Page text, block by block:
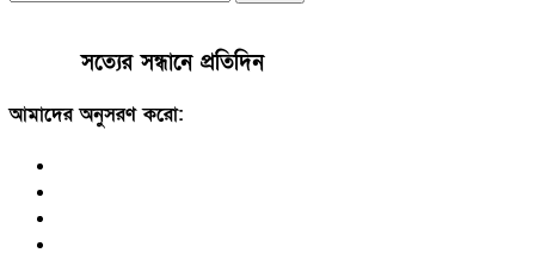
সত্যের সন্ধানে প্রতিদিন
আমাদের অনুসরণ করো: